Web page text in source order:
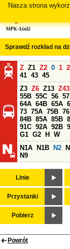
Nasza strona
Sprawdź rozkład na
Z Z1 Z2 0 1 2
41 43 45
Z3 Z6 Z13 Z43
55B 55C 56 57
64A 64B 65A
73 75A 75B 76
84B 85A 85B
91C 92A 92B
G1 G2 H
W
N1A
N1B N2
N9
Linie
Przystanki
Pobierz
Powrót